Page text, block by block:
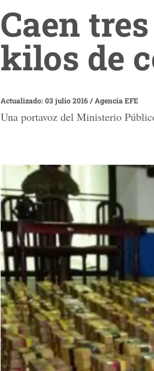
Caen
kilos de
Actualizado: 03 julio 2016/ Agencia EFE
Una portavoz del Ministerio